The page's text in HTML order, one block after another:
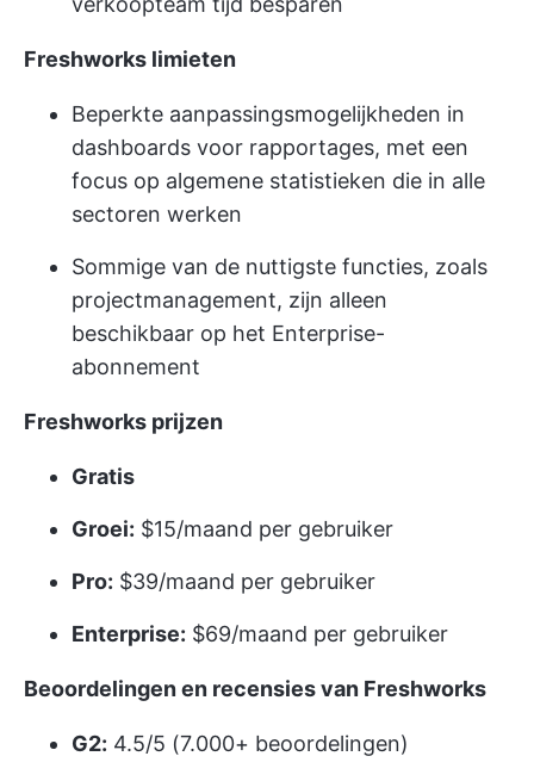
Freshworks limieten
Beperkte aanpassingsmogelijkheden in
dashboards voor rapportages, met een
focus op algemene statistieken die in alle
sectoren werken
Sommige van de nuttigste functies, zoals
projectmanagement, zijn alleen
beschikbaar op het Enterprise-
abonnement
Freshworks prijzen
Gratis
Groei: $15/maand per gebruiker
Pro: $39/maand per gebruiker
Enterprise: $69/maand per gebruiker
Beoordelingen en recensies van Freshworks
G2: 4.5/5 (7.000+ beoordelingen)